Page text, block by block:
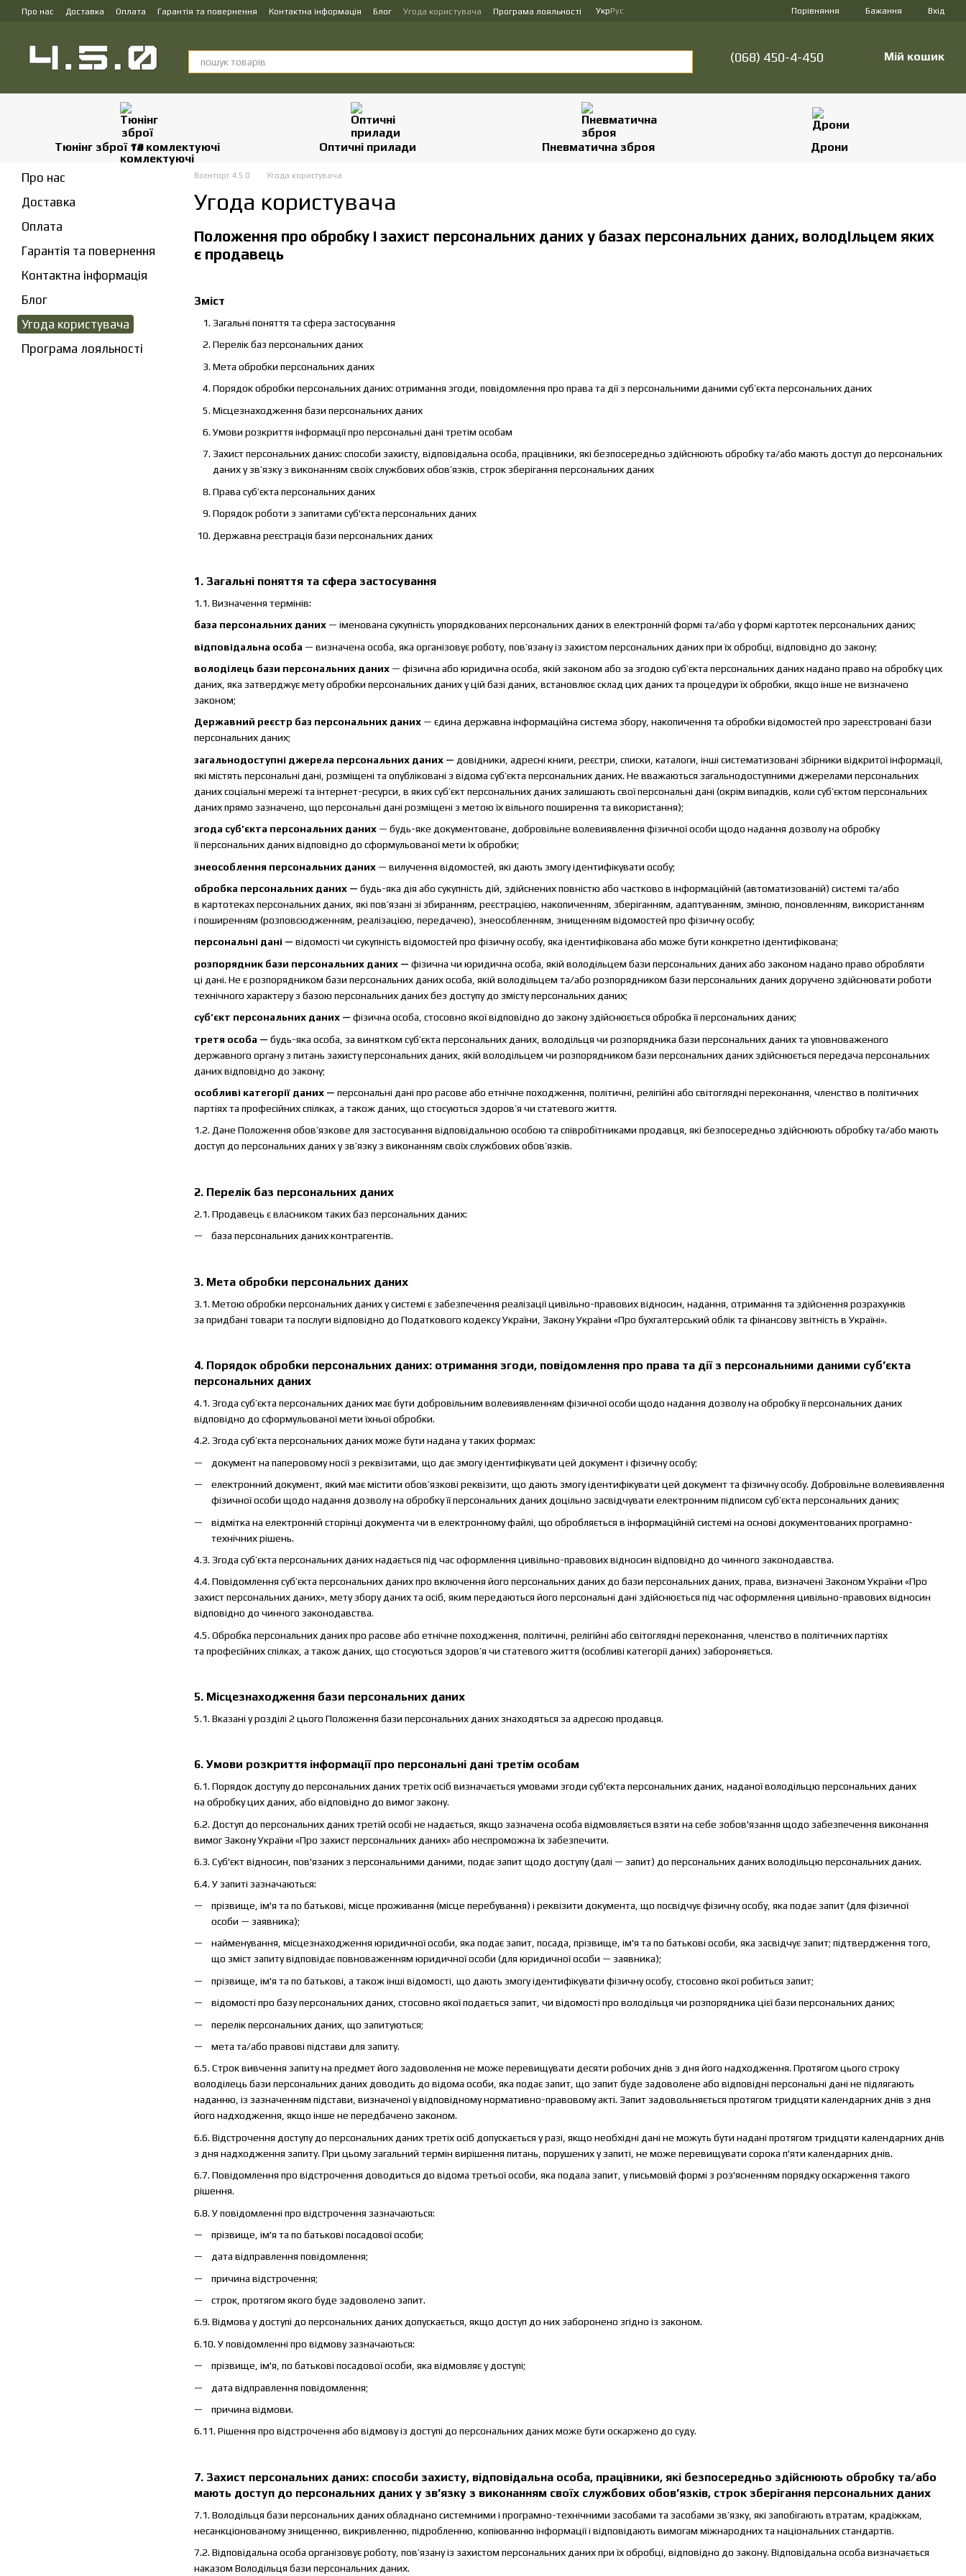
Перейти до основного контенту
Про нас Доставка Оплата Гарантія та повернення Контактна інформація Блог Угода користувача Програма лояльності УкрРус Порівняння Бажання Вхід
(068) 450-4-450 Мій кошик
Тюнінг зброї та комлектуючі Оптичні прилади Пневматична зброя Дрони
Воєнторг 4.5.0 Угода користувача
Угода користувача
Положення про обробку і захист персональних даних у базах персональних даних, володільцем яких
є продавець
Зміст
Загальні поняття та сфера застосування
Перелік баз персональних даних
Мета обробки персональних даних
Порядок обробки персональних даних: отримання згоди, повідомлення про права та дії з персональними даними суб’єкта персональних даних
Місцезнаходження бази персональних даних
Умови розкриття інформації про персональні дані третім особам
Захист персональних даних: способи захисту, відповідальна особа, працівники, які безпосередньо здійснюють обробку та/або мають доступ до персональних
даних у зв’язку з виконанням своїх службових обов’язків, строк зберігання персональних даних
Права суб’єкта персональних даних
Порядок роботи з запитами суб'єкта персональних даних
Державна реєстрація бази персональних даних
1. Загальні поняття та сфера застосування
1.1. Визначення термінів:
база персональних даних — іменована сукупність упорядкованих персональних даних в електронній формі та/або у формі картотек персональних даних;
відповідальна особа — визначена особа, яка організовує роботу, пов’язану із захистом персональних даних при їх обробці, відповідно до закону;
володілець бази персональних даних — фізична або юридична особа, якій законом або за згодою суб’єкта персональних даних надано право на обробку цих
даних, яка затверджує мету обробки персональних даних у цій базі даних, встановлює склад цих даних та процедури їх обробки, якщо інше не визначено
законом;
Державний реєстр баз персональних даних — єдина державна інформаційна система збору, накопичення та обробки відомостей про зареєстровані бази
персональних даних;
загальнодоступні джерела персональних даних — довідники, адресні книги, реєстри, списки, каталоги, інші систематизовані збірники відкритої інформації,
які містять персональні дані, розміщені та опубліковані з відома суб’єкта персональних даних. Не вважаються загальнодоступними джерелами персональних
даних соціальні мережі та інтернет-ресурси, в яких суб’єкт персональних даних залишають свої персональні дані (окрім випадків, коли суб’єктом персональних
даних прямо зазначено, що персональні дані розміщені з метою їх вільного поширення та використання);
згода суб’єкта персональних даних — будь-яке документоване, добровільне волевиявлення фізичної особи щодо надання дозволу на обробку
її персональних даних відповідно до сформульованої мети їх обробки;
знеособлення персональних даних — вилучення відомостей, які дають змогу ідентифікувати особу;
обробка персональних даних — будь-яка дія або сукупність дій, здійснених повністю або частково в інформаційній (автоматизованій) системі та/або
в картотеках персональних даних, які пов’язані зі збиранням, реєстрацією, накопиченням, зберіганням, адаптуванням, зміною, поновленням, використанням
і поширенням (розповсюдженням, реалізацією, передачею), знеособленням, знищенням відомостей про фізичну особу;
персональні дані — відомості чи сукупність відомостей про фізичну особу, яка ідентифікована або може бути конкретно ідентифікована;
розпорядник бази персональних даних — фізична чи юридична особа, якій володільцем бази персональних даних або законом надано право обробляти
ці дані. Не є розпорядником бази персональних даних особа, якій володільцем та/або розпорядником бази персональних даних доручено здійснювати роботи
технічного характеру з базою персональних даних без доступу до змісту персональних даних;
суб’єкт персональних даних — фізична особа, стосовно якої відповідно до закону здійснюється обробка її персональних даних;
третя особа — будь-яка особа, за винятком суб’єкта персональних даних, володільця чи розпорядника бази персональних даних та уповноваженого
державного органу з питань захисту персональних даних, якій володільцем чи розпорядником бази персональних даних здійснюється передача персональних
даних відповідно до закону;
особливі категорії даних — персональні дані про расове або етнічне походження, політичні, релігійні або світоглядні переконання, членство в політичних
партіях та професійних спілках, а також даних, що стосуються здоров’я чи статевого життя.
1.2. Дане Положення обов’язкове для застосування відповідальною особою та співробітниками продавця, які безпосередньо здійснюють обробку та/або мають
доступ до персональних даних у зв’язку з виконанням своїх службових обов’язків.
2. Перелік баз персональних даних
2.1. Продавець є власником таких баз персональних даних:
база персональних даних контрагентів.
3. Мета обробки персональних даних
3.1. Метою обробки персональних даних у системі є забезпечення реалізації цивільно-правових відносин, надання, отримання та здійснення розрахунків
за придбані товари та послуги відповідно до Податкового кодексу України, Закону України «Про бухгалтерський облік та фінансову звітність в Україні».
4. Порядок обробки персональних даних: отримання згоди, повідомлення про права та дії з персональними даними суб’єкта
персональних даних
4.1. Згода суб’єкта персональних даних має бути добровільним волевиявленням фізичної особи щодо надання дозволу на обробку її персональних даних
відповідно до сформульованої мети їхньої обробки.
4.2. Згода суб’єкта персональних даних може бути надана у таких формах:
документ на паперовому носії з реквізитами, що дає змогу ідентифікувати цей документ і фізичну особу;
електронний документ, який має містити обов’язкові реквізити, що дають змогу ідентифікувати цей документ та фізичну особу. Добровільне волевиявлення
фізичної особи щодо надання дозволу на обробку її персональних даних доцільно засвідчувати електронним підписом суб’єкта персональних даних;
відмітка на електронній сторінці документа чи в електронному файлі, що обробляється в інформаційній системі на основі документованих програмно-
технічних рішень.
4.3. Згода суб’єкта персональних даних надається під час оформлення цивільно-правових відносин відповідно до чинного законодавства.
4.4. Повідомлення суб’єкта персональних даних про включення його персональних даних до бази персональних даних, права, визначені Законом України «Про
захист персональних даних», мету збору даних та осіб, яким передаються його персональні дані здійснюється під час оформлення цивільно-правових відносин
відповідно до чинного законодавства.
4.5. Обробка персональних даних про расове або етнічне походження, політичні, релігійні або світоглядні переконання, членство в політичних партіях
та професійних спілках, а також даних, що стосуються здоров’я чи статевого життя (особливі категорії даних) забороняється.
5. Місцезнаходження бази персональних даних
5.1. Вказані у розділі 2 цього Положення бази персональних даних знаходяться за адресою продавця.
6. Умови розкриття інформації про персональні дані третім особам
6.1. Порядок доступу до персональних даних третіх осіб визначається умовами згоди суб'єкта персональних даних, наданої володільцю персональних даних
на обробку цих даних, або відповідно до вимог закону.
6.2. Доступ до персональних даних третій особі не надається, якщо зазначена особа відмовляється взяти на себе зобов'язання щодо забезпечення виконання
вимог Закону України «Про захист персональних даних» або неспроможна їх забезпечити.
6.3. Суб'єкт відносин, пов'язаних з персональними даними, подає запит щодо доступу (далі — запит) до персональних даних володільцю персональних даних.
6.4. У запиті зазначаються:
прізвище, ім'я та по батькові, місце проживання (місце перебування) і реквізити документа, що посвідчує фізичну особу, яка подає запит (для фізичної
особи — заявника);
найменування, місцезнаходження юридичної особи, яка подає запит, посада, прізвище, ім'я та по батькові особи, яка засвідчує запит; підтвердження того,
що зміст запиту відповідає повноваженням юридичної особи (для юридичної особи — заявника);
прізвище, ім'я та по батькові, а також інші відомості, що дають змогу ідентифікувати фізичну особу, стосовно якої робиться запит;
відомості про базу персональних даних, стосовно якої подається запит, чи відомості про володільця чи розпорядника цієї бази персональних даних;
перелік персональних даних, що запитуються;
мета та/або правові підстави для запиту.
6.5. Строк вивчення запиту на предмет його задоволення не може перевищувати десяти робочих днів з дня його надходження. Протягом цього строку
володілець бази персональних даних доводить до відома особи, яка подає запит, що запит буде задоволене або відповідні персональні дані не підлягають
наданню, із зазначенням підстави, визначеної у відповідному нормативно-правовому акті. Запит задовольняється протягом тридцяти календарних днів з дня
його надходження, якщо інше не передбачено законом.
6.6. Відстрочення доступу до персональних даних третіх осіб допускається у разі, якщо необхідні дані не можуть бути надані протягом тридцяти календарних днів
з дня надходження запиту. При цьому загальний термін вирішення питань, порушених у запиті, не може перевищувати сорока п'яти календарних днів.
6.7. Повідомлення про відстрочення доводиться до відома третьої особи, яка подала запит, у письмовій формі з роз'ясненням порядку оскарження такого
рішення.
6.8. У повідомленні про відстрочення зазначаються:
прізвище, ім'я та по батькові посадової особи;
дата відправлення повідомлення;
причина відстрочення;
строк, протягом якого буде задоволено запит.
6.9. Відмова у доступі до персональних даних допускається, якщо доступ до них заборонено згідно із законом.
6.10. У повідомленні про відмову зазначаються:
прізвище, ім'я, по батькові посадової особи, яка відмовляє у доступі;
дата відправлення повідомлення;
причина відмови.
6.11. Рішення про відстрочення або відмову із доступі до персональних даних може бути оскаржено до суду.
7. Захист персональних даних: способи захисту, відповідальна особа, працівники, які безпосередньо здійснюють обробку та/або
мають доступ до персональних даних у зв’язку з виконанням своїх службових обов’язків, строк зберігання персональних даних
7.1. Володільця бази персональних даних обладнано системними і програмно-технічними засобами та засобами зв’язку, які запобігають втратам, крадіжкам,
несанкціонованому знищенню, викривленню, підробленню, копіюванню інформації і відповідають вимогам міжнародних та національних стандартів.
7.2. Відповідальна особа організовує роботу, пов’язану із захистом персональних даних при їх обробці, відповідно до закону. Відповідальна особа визначається
наказом Володільця бази персональних даних.
Про нас
Доставка
Оплата
Гарантія та повернення
Контактна інформація
Блог
Угода користувача
Програма лояльності